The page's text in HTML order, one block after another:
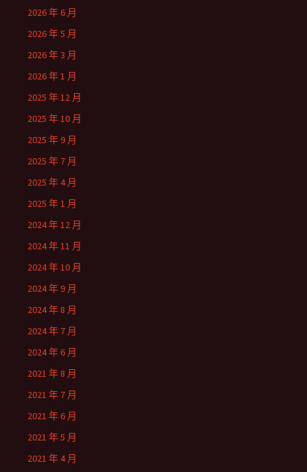
2026 年 6 月
2026 年 5 月
2026 年 3 月
2026 年 1 月
2025 年 12 月
2025 年 10 月
2025 年 9 月
2025 年 7 月
2025 年 4 月
2025 年 1 月
2024 年 12 月
2024 年 11 月
2024 年 10 月
2024 年 9 月
2024 年 8 月
2024 年 7 月
2024 年 6 月
2021 年 8 月
2021 年 7 月
2021 年 6 月
2021 年 5 月
2021 年 4 月